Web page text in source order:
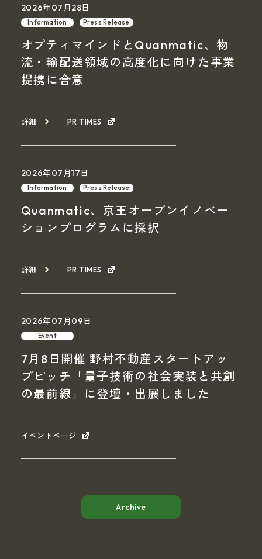
2026年07月28日
Information Press Release
オプティマインドとQuanmatic、物
流・輸配送領域の高度化に向けた事業
提携に合意
詳細 PR TIMES
2026年07月17日
Information Press Release
Quanmatic、京王オープンイノベー
ションプログラムに採択
詳細 PR TIMES
2026年07月09日
Event
7月8日開催 野村不動産スタートアッ
プピッチ「量子技術の社会実装と共創
の最前線」に登壇・出展しました
イベントページ
Archive